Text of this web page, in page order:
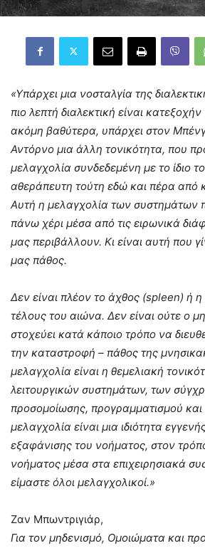
«Yπάρχει μια νοσταλγία της
πιο λεπτή διαλεκτική είναι
ακόμη βαθύτερα, υπάρχει στον
Αντόρνο μια άλλη τονικότητα, που
μελαγχολία συνδεδεμένη με το ίδιο
αθεράπευτη τούτη εδώ και πέρα από
Αυτή η μελαγχολία των συστημάτων
πάνω χέρι μέσα από τις ειρωνικά
μας περιβάλλουν. Κι είναι αυτή που
μας πάθος.
Δεν είναι πλέον το άχθος (spleen) ή η
τέλους του αιώνα. Δεν είναι ούτε ο
στοχεύει κατά κάποιο τρόπο να
την καταστροφή – πάθος της
μελαγχολία είναι η θεμελιακή
λειτουργικών συστημάτων, των
προσομοίωσης, προγραμματισμού
μελαγχολία είναι μια ιδιότητα
εξαφάνισης του νοήματος, στον
νοήματος μέσα στα επιχειρησιακά
είμαστε όλοι μελαγχολικοί.»
Ζαν Μπωντριγιάρ,
Για τον μηδενισμό, Ομοιώματα και